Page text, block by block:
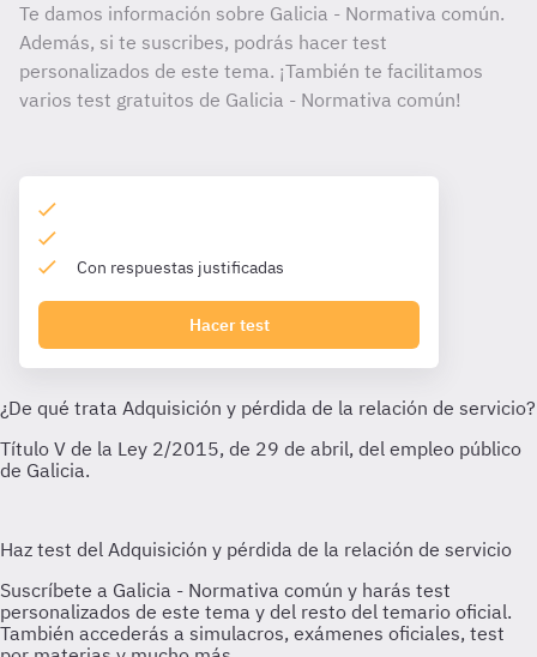
Te damos información sobre Galicia - Normativa común.
Además, si te suscribes, podrás hacer test
personalizados de este tema. ¡También te facilitamos
varios test gratuitos de Galicia - Normativa común!
Con respuestas justificadas
Hacer test